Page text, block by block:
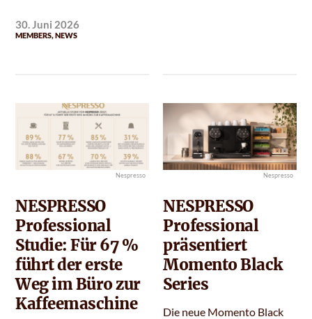
30. Juni 2026
MEMBERS,NEWS
Nespresso
NESPRESSO
Professional
Studie: Für 67 %
führt der erste
Weg im Büro zur
Kaffeemaschine
Nespresso
NESPRESSO
Professional
präsentiert
Momento Black
Series
Die neue Momento Black